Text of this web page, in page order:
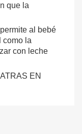
que la
al bebé
como la
con leche
EN